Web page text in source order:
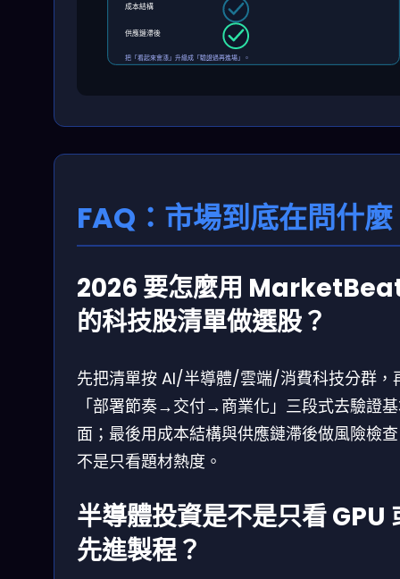
成本結構
供應鏈滯後
把「看起來會漲」升級成「驗證過再進場」。
FAQ：市場到底在問什麼
2026 要怎麼用
的科技股清單做選股？
先把清單按 AI/半導體/雲端/消費科技分群，
「部署節奏→交付→商業化」三段式去驗證
面；最後用成本結構與供應鏈滯後做風險檢
不是只看題材熱度。
半導體投資是不是只看 GPU
先進製程？